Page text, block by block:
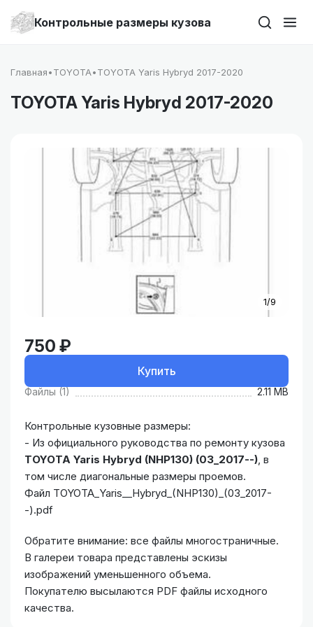
Контрольные размеры кузова
Главная•TOYOTA•TOYOTA Yaris Hybryd 2017-2020
TOYOTA Yaris Hybryd 2017-2020
1/9
750 ₽
Купить
Файлы (1) 2.11 MB
Контрольные кузовные размеры:
- Из официального руководства по ремонту кузова
TOYOTA Yaris Hybryd (NHP130) (03_2017--), в
том числе диагональные размеры проемов.
Файл TOYOTA_Yaris__Hybryd_(NHP130)_(03_2017-
-).pdf
Обратите внимание: все файлы многостраничные.
В галереи товара представлены эскизы
изображений уменьшенного объема.
Покупателю высылаются PDF файлы исходного
качества.